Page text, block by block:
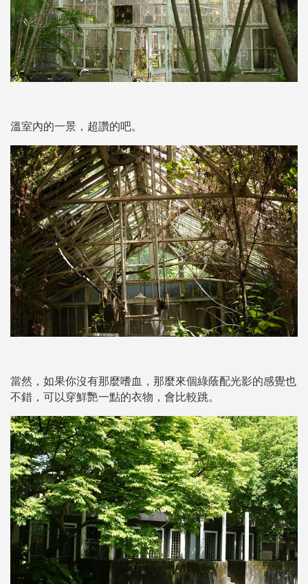
溫室內的一景，超讚的吧。
當然，如果你沒有那麼嗜血，那麼來個綠蔭配光影的感覺也
不錯，可以穿鮮艷一點的衣物，會比較跳。